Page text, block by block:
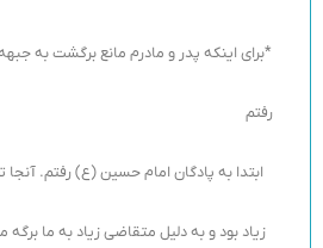
*برای اینکه پدر و مادرم مانع برگشت به
رفتم
ابتدا به پادگان امام حسین (ع) رفتم. آنجا
زیاد بود و به دلیل متقاضی زیاد به ما